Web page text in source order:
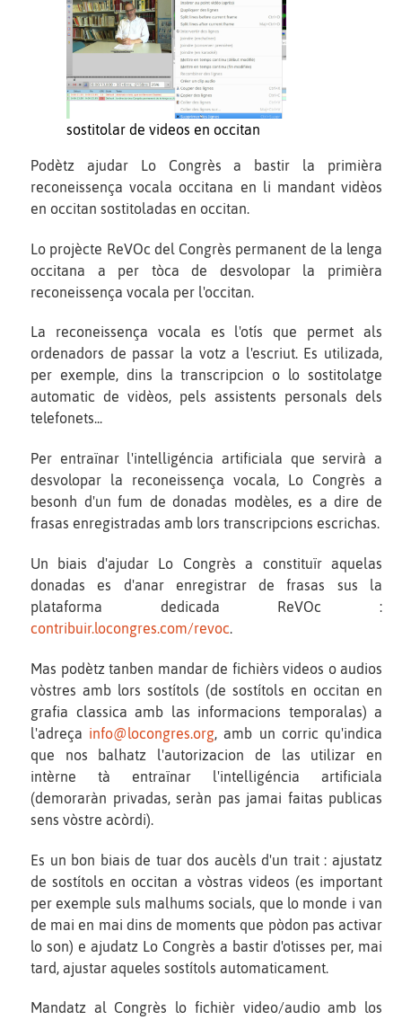
sostitolar de videos en occitan
Podètz ajudar Lo Congrès a bastir la primièra
reconeissença vocala occitana en li mandant vidèos
en occitan sostitoladas en occitan.
Lo projècte ReVOc del Congrès permanent de la lenga
occitana a per tòca de desvolopar la primièra
reconeissença vocala per l'occitan.
La reconeissença vocala es l'otís que permet als
ordenadors de passar la votz a l'escriut. Es utilizada,
per exemple, dins la transcripcion o lo sostitolatge
automatic de vidèos, pels assistents personals dels
telefonets...
Per entraïnar l'intelligéncia artificiala que servirà a
desvolopar la reconeissença vocala, Lo Congrès a
besonh d'un fum de donadas modèles, es a dire de
frasas enregistradas amb lors transcripcions escrichas.
Un biais d'ajudar Lo Congrès a constituïr aquelas
donadas es d'anar enregistrar de frasas sus la
plataforma dedicada ReVOc :
contribuir.locongres.com/revoc.
Mas podètz tanben mandar de fichièrs videos o audios
vòstres amb lors sostítols (de sostítols en occitan en
grafia classica amb las informacions temporalas) a
l'adreça info@locongres.org, amb un corric qu'indica
que nos balhatz l'autorizacion de las utilizar en
intèrne tà entraïnar l'intelligéncia artificiala
(demoraràn privadas, seràn pas jamai faitas publicas
sens vòstre acòrdi).
Es un bon biais de tuar dos aucèls d'un trait : ajustatz
de sostítols en occitan a vòstras videos (es important
per exemple suls malhums socials, que lo monde i van
de mai en mai dins de moments que pòdon pas activar
lo son) e ajudatz Lo Congrès a bastir d'otisses per, mai
tard, ajustar aqueles sostítols automaticament.
Mandatz al Congrès lo fichièr video/audio amb los